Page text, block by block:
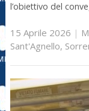
l’obiettivo del
15 Aprile 2026 |
Sant'Agnello,